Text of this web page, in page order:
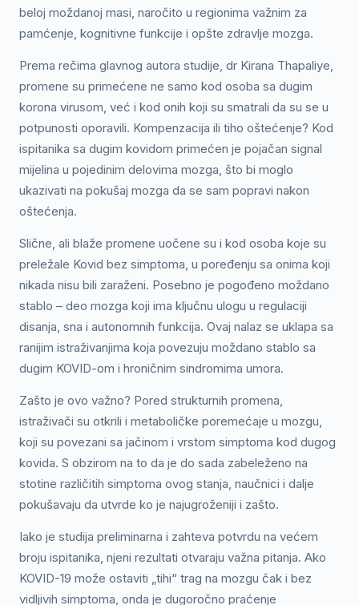
beloj moždanoj masi, naročito u regionima važnim za
pamćenje, kognitivne funkcije i opšte zdravlje mozga.
Prema rečima glavnog autora studije, dr Kirana Thapaliye,
promene su primećene ne samo kod osoba sa dugim
korona virusom, već i kod onih koji su smatrali da su se u
potpunosti oporavili. Kompenzacija ili tiho oštećenje? Kod
ispitanika sa dugim kovidom primećen je pojačan signal
mijelina u pojedinim delovima mozga, što bi moglo
ukazivati na pokušaj mozga da se sam popravi nakon
oštećenja.
Slične, ali blaže promene uočene su i kod osoba koje su
preležale Kovid bez simptoma, u poređenju sa onima koji
nikada nisu bili zaraženi. Posebno je pogođeno moždano
stablo – deo mozga koji ima ključnu ulogu u regulaciji
disanja, sna i autonomnih funkcija. Ovaj nalaz se uklapa sa
ranijim istraživanjima koja povezuju moždano stablo sa
dugim KOVID-om i hroničnim sindromima umora.
Zašto je ovo važno? Pored strukturnih promena,
istraživači su otkrili i metaboličke poremećaje u mozgu,
koji su povezani sa jačinom i vrstom simptoma kod dugog
kovida. S obzirom na to da je do sada zabeleženo na
stotine različitih simptoma ovog stanja, naučnici i dalje
pokušavaju da utvrde ko je najugroženiji i zašto.
Iako je studija preliminarna i zahteva potvrdu na većem
broju ispitanika, njeni rezultati otvaraju važna pitanja. Ako
KOVID-19 može ostaviti „tihi“ trag na mozgu čak i bez
vidljivih simptoma, onda je dugoročno praćenje